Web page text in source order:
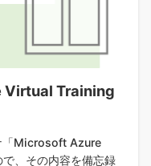
Training
「Microsoft Azure
、その内容を備忘録